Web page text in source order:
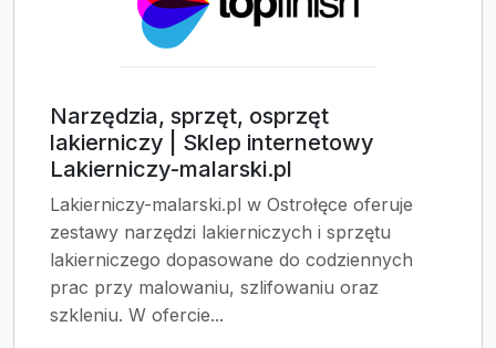
Narzędzia, sprzęt, osprzęt
lakierniczy | Sklep internetowy
Lakierniczy-malarski.pl
Lakierniczy-malarski.pl w Ostrołęce oferuje
zestawy narzędzi lakierniczych i sprzętu
lakierniczego dopasowane do codziennych
prac przy malowaniu, szlifowaniu oraz
szkleniu. W ofercie...